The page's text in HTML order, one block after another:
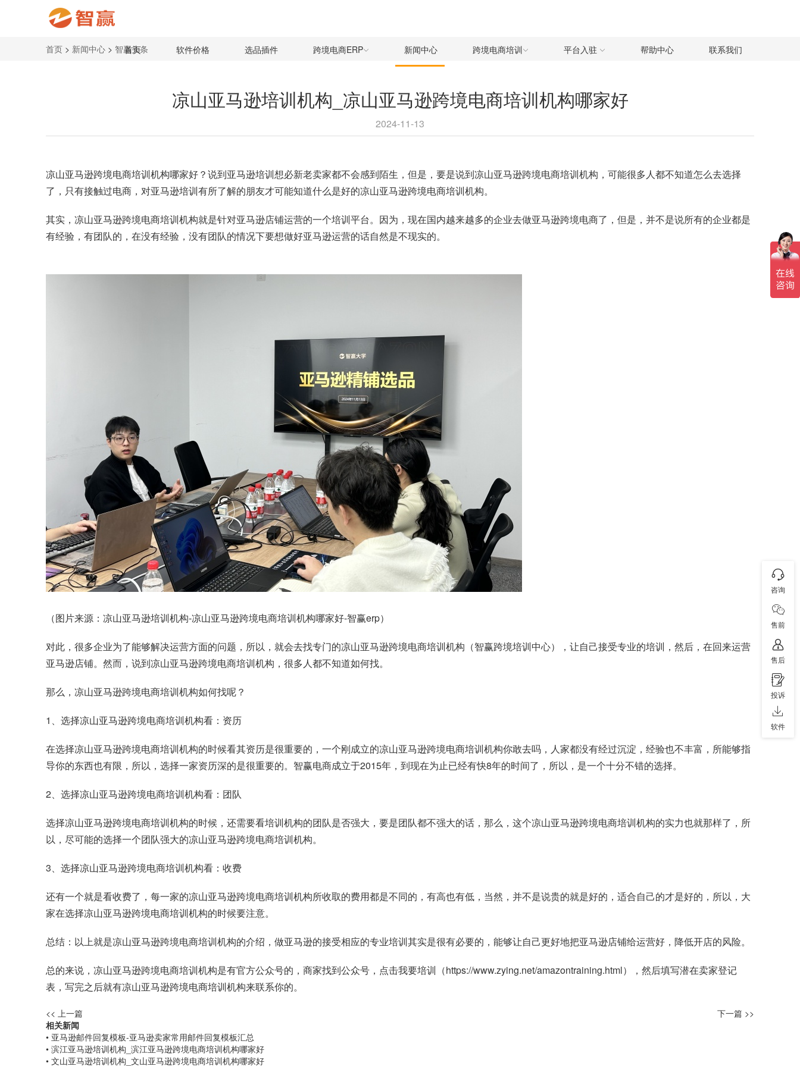
首页 软件价格 选品插件 跨境电商ERP 新闻中心 跨境电商培训 平台入驻 帮助中心 联系我们
首页 > 新闻中心 > 智赢头条
凉山亚马逊培训机构_凉山亚马逊跨境电商培训机构哪家好
2024-11-13
凉山亚马逊跨境电商培训机构哪家好？说到亚马逊培训想必新老卖家都不会感到陌生，但是，要是说到凉山亚马逊跨境电商培训机构，可能很多人都不知道怎么去选择
了，只有接触过电商，对亚马逊培训有所了解的朋友才可能知道什么是好的凉山亚马逊跨境电商培训机构。
其实，凉山亚马逊跨境电商培训机构就是针对亚马逊店铺运营的一个培训平台。因为，现在国内越来越多的企业去做亚马逊跨境电商了，但是，并不是说所有的企业都是
有经验，有团队的，在没有经验，没有团队的情况下要想做好亚马逊运营的话自然是不现实的。
（图片来源：凉山亚马逊培训机构-凉山亚马逊跨境电商培训机构哪家好-智赢erp）
对此，很多企业为了能够解决运营方面的问题，所以，就会去找专门的凉山亚马逊跨境电商培训机构（智赢跨境培训中心），让自己接受专业的培训，然后，在回来运营
亚马逊店铺。然而，说到凉山亚马逊跨境电商培训机构，很多人都不知道如何找。
那么，凉山亚马逊跨境电商培训机构如何找呢？
1、选择凉山亚马逊跨境电商培训机构看：资历
在选择凉山亚马逊跨境电商培训机构的时候看其资历是很重要的，一个刚成立的凉山亚马逊跨境电商培训机构你敢去吗，人家都没有经过沉淀，经验也不丰富，所能够指
导你的东西也有限，所以，选择一家资历深的是很重要的。智赢电商成立于2015年，到现在为止已经有快8年的时间了，所以，是一个十分不错的选择。
2、选择凉山亚马逊跨境电商培训机构看：团队
选择凉山亚马逊跨境电商培训机构的时候，还需要看培训机构的团队是否强大，要是团队都不强大的话，那么，这个凉山亚马逊跨境电商培训机构的实力也就那样了，所
以，尽可能的选择一个团队强大的凉山亚马逊跨境电商培训机构。
3、选择凉山亚马逊跨境电商培训机构看：收费
还有一个就是看收费了，每一家的凉山亚马逊跨境电商培训机构所收取的费用都是不同的，有高也有低，当然，并不是说贵的就是好的，适合自己的才是好的，所以，大
家在选择凉山亚马逊跨境电商培训机构的时候要注意。
总结：以上就是凉山亚马逊跨境电商培训机构的介绍，做亚马逊的接受相应的专业培训其实是很有必要的，能够让自己更好地把亚马逊店铺给运营好，降低开店的风险。
总的来说，凉山亚马逊跨境电商培训机构是有官方公众号的，商家找到公众号，点击我要培训（https://www.zying.net/amazontraining.html），然后填写潜在卖家登记
表，写完之后就有凉山亚马逊跨境电商培训机构来联系你的。
<< 上一篇
下一篇 >>
相关新闻
• 亚马逊邮件回复模板-亚马逊卖家常用邮件回复模板汇总
• 滨江亚马逊培训机构_滨江亚马逊跨境电商培训机构哪家好
• 文山亚马逊培训机构_文山亚马逊跨境电商培训机构哪家好
咨询
售前
售后
投诉
软件